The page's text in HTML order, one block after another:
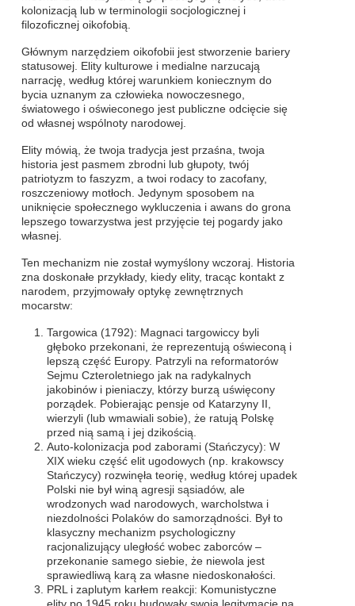
kolonizacją lub w terminologii socjologicznej i
filozoficznej oikofobią.
Głównym narzędziem oikofobii jest stworzenie bariery
statusowej. Elity kulturowe i medialne narzucają
narrację, według której warunkiem koniecznym do
bycia uznanym za człowieka nowoczesnego,
światowego i oświeconego jest publiczne odcięcie się
od własnej wspólnoty narodowej.
Elity mówią, że twoja tradycja jest przaśna, twoja
historia jest pasmem zbrodni lub głupoty, twój
patriotyzm to faszyzm, a twoi rodacy to zacofany,
roszczeniowy motłoch. Jedynym sposobem na
uniknięcie społecznego wykluczenia i awans do grona
lepszego towarzystwa jest przyjęcie tej pogardy jako
własnej.
Ten mechanizm nie został wymyślony wczoraj. Historia
zna doskonałe przykłady, kiedy elity, tracąc kontakt z
narodem, przyjmowały optykę zewnętrznych
mocarstw:
Targowica (1792): Magnaci targowiccy byli
głęboko przekonani, że reprezentują oświeconą i
lepszą część Europy. Patrzyli na reformatorów
Sejmu Czteroletniego jak na radykalnych
jakobinów i pieniaczy, którzy burzą uświęcony
porządek. Pobierając pensje od Katarzyny II,
wierzyli (lub wmawiali sobie), że ratują Polskę
przed nią samą i jej dzikością.
Auto-kolonizacja pod zaborami (Stańczycy): W
XIX wieku część elit ugodowych (np. krakowscy
Stańczycy) rozwinęła teorię, według której upadek
Polski nie był winą agresji sąsiadów, ale
wrodzonych wad narodowych, warcholstwa i
niezdolności Polaków do samorządności. Był to
klasyczny mechanizm psychologiczny
racjonalizujący uległość wobec zaborców –
przekonanie samego siebie, że niewola jest
sprawiedliwą karą za własne niedoskonałości.
PRL i zaplutym karłem reakcji: Komunistyczne